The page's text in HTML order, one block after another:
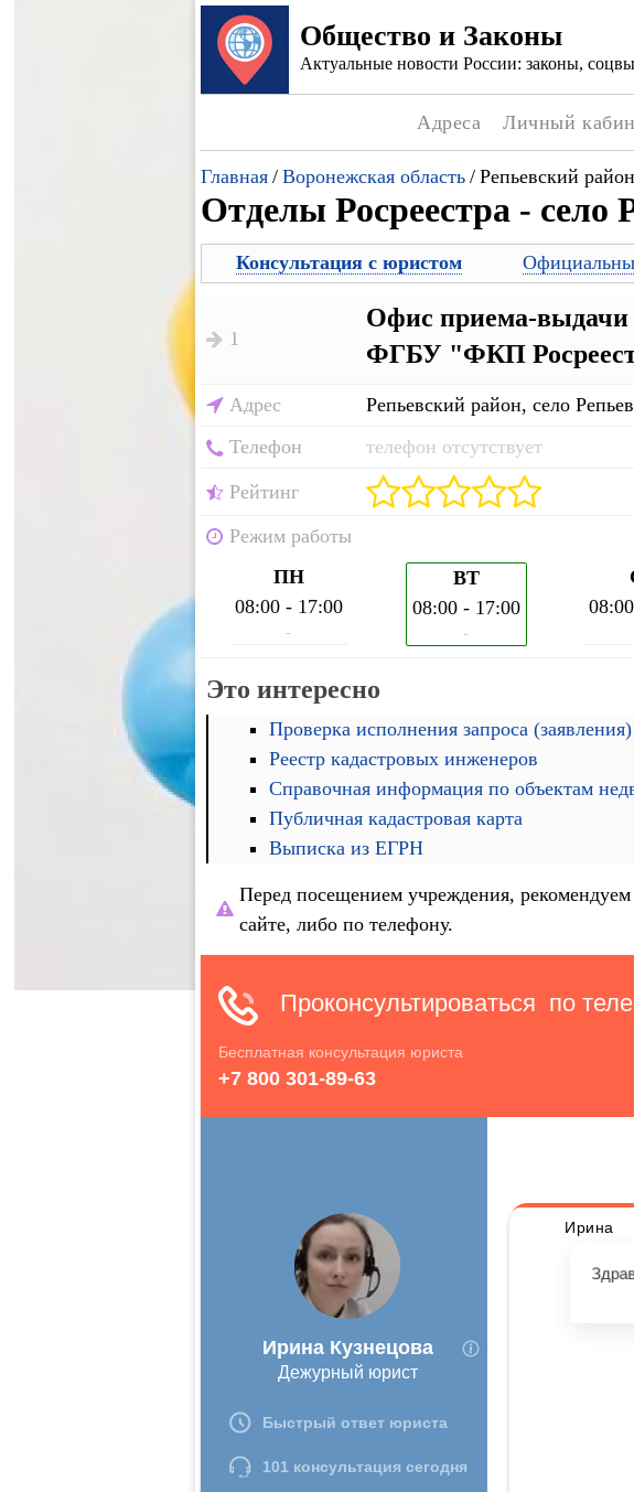
Общество и Законы
Актуальные новости России: законы,
Адреса Личный
Главная / Воронежская область / Репьевский район
Отделы Росреестра - село
Консультация с юристом
1
Офис приема-выдачи
ФГБУ "ФКП
Адрес
Репьевский район, село
Телефон
телефон отсутствует
Рейтинг
Режим работы
ПН
08:00 - 17:00
-
ВТ
08:00 - 17:00
-
Это интересно
Проверка исполнения запроса (заявления)
Реестр кадастровых инженеров
Справочная информация по объектам
Публичная кадастровая карта
Выписка из ЕГРН
Перед посещением учреждения,
сайте, либо по телефону.